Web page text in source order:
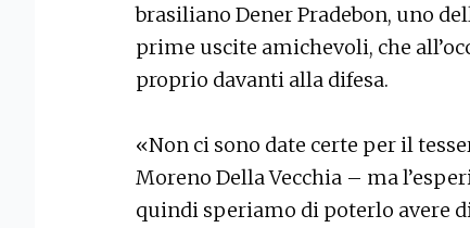
brasiliano Dener Pradebon, uno
prime uscite amichevoli, che
proprio davanti alla difesa.
«Non ci sono date certe per il
Moreno Della Vecchia – ma
quindi speriamo di poterlo avere